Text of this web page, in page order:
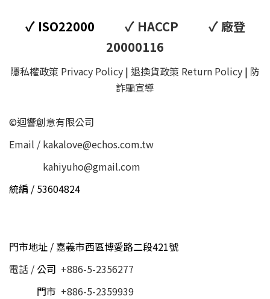
✓ISO22000 ✓HACCP ✓廠登
20000116
隱私權政策 Privacy Policy | 退換貨政策 Return Policy | 防
詐騙宣導
©迴響創意有限公司
Email / kakalove@echos.com.tw
kahiyuho@gmail.com
統編 / 53604824
門市地址 / 嘉義市西區博愛路二段421號
電話 / 公司 +886-5-2356277
門市 +886-5-2359939